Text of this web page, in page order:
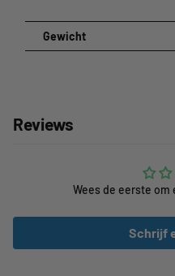
Gewicht
Reviews
Wees de eerste
Schrijf